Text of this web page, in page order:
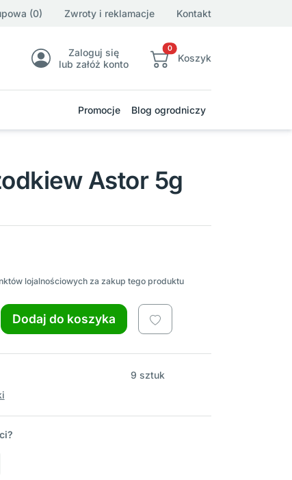
(0) Zwroty i reklamacje Kontakt
Zaloguj się
lub załóż konto
0
Koszyk
Promocje Blog ogrodniczy
Astor 5g
lojalnościowych za zakup tego produktu
Dodaj do koszyka
9 sztuk